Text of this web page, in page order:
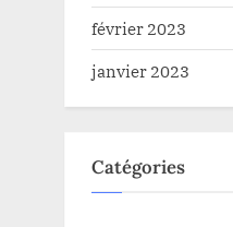
février 2023
janvier 2023
Catégories